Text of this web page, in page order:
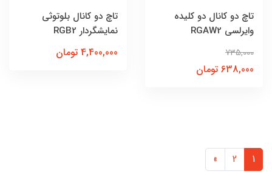
تاچ دو کانال دو کلیده
وایرلسی RGAW2
735,000
638,000 تومان
تاچ دو کانال بلوتوثی
نمایشگردار RGB2
4,400,000 تومان
1
2
»